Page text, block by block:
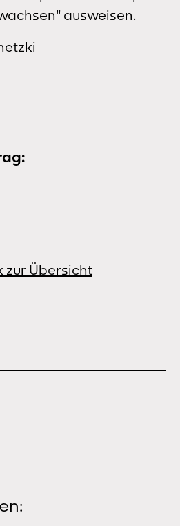
ausweisen.
zur Übersicht